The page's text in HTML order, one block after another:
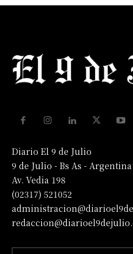
Diario El 9 de Julio
9 de Julio - Bs As - Argentina
Av. Vedia 198
(02317) 521052